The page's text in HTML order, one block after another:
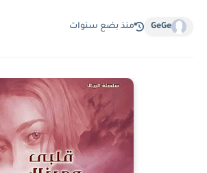
GeGe منذ بضع سنوات